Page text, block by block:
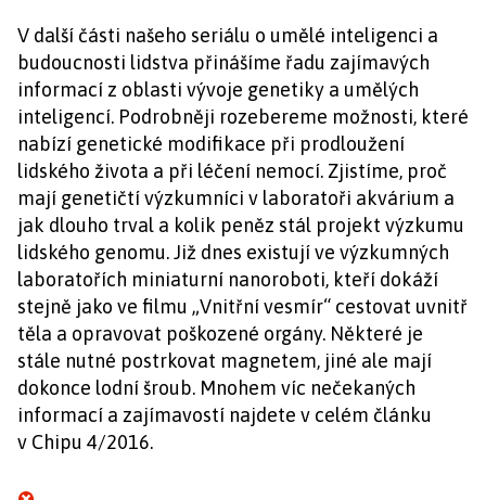
V další části našeho seriálu o umělé inteligenci a
budoucnosti lidstva přinášíme řadu zajímavých
informací z oblasti vývoje genetiky a umělých
inteligencí. Podrobněji rozebereme možnosti, které
nabízí genetické modifikace při prodloužení
lidského života a při léčení nemocí. Zjistíme, proč
mají genetičtí výzkumníci v laboratoři akvárium a
jak dlouho trval a kolik peněz stál projekt výzkumu
lidského genomu. Již dnes existují ve výzkumných
laboratořích miniaturní nanoroboti, kteří dokáží
stejně jako ve filmu „Vnitřní vesmír“ cestovat uvnitř
těla a opravovat poškozené orgány. Některé je
stále nutné postrkovat magnetem, jiné ale mají
dokonce lodní šroub. Mnohem víc nečekaných
informací a zajímavostí najdete v celém článku
v Chipu 4/2016.